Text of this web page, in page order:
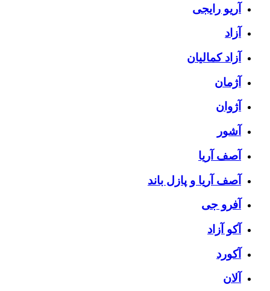
آریو رایجی
آزاد
آزاد کمالیان
آژمان
آژوان
آشور
آصف آریا
آصف آریا و پازل باند
آفرو جی
آکو آزاد
آکورد
آلان